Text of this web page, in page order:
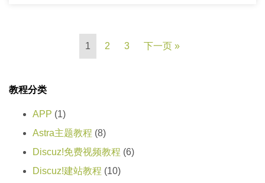
1 2 3 下一页 »
教程分类
APP (1)
Astra主题教程 (8)
Discuz!免费视频教程 (6)
Discuz!建站教程 (10)